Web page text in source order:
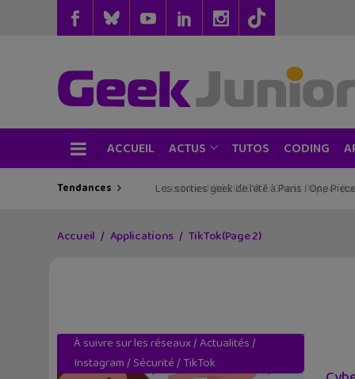
ACCUEIL ACTUS TUTOS CODING
Tendances Les sorties geek de l’été à Paris : One
Accueil Applications TikTok(Page 2)
À suivre sur les réseaux/Actualités/
Instagram/ Sécurité/ TikTok